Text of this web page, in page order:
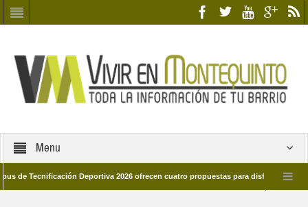
Menu
Deportiva 2026 ofrecen cuatro propuestas para disfrutar del deporte